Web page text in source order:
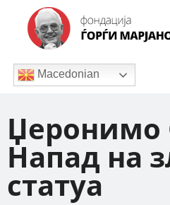
Macedonian
Џеронимо
Напад на
статуа